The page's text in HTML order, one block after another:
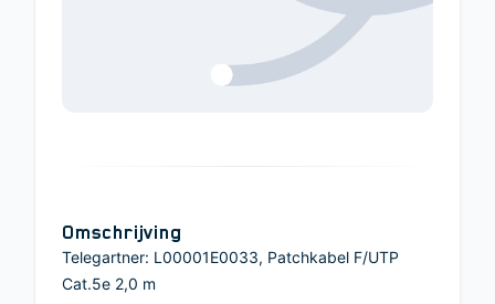
Omschrijving
Telegartner: L00001E0033, Patchkabel F/UTP
Cat.5e 2,0 m